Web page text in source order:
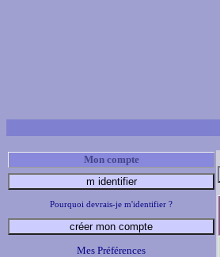
Mon compte
Pourquoi devrais-je m'identifier ?
Mes Préférences